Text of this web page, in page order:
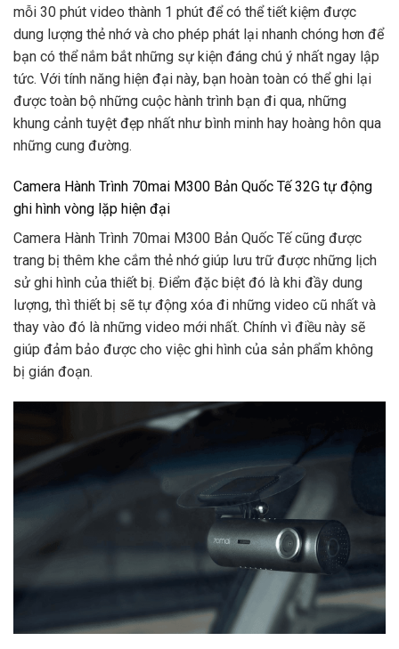
mỗi 30 phút video thành 1 phút để có thể tiết kiệm được
dung lượng thẻ nhớ và cho phép phát lại nhanh chóng hơn để
bạn có thể nắm bắt những sự kiện đáng chú ý nhất ngay lập
tức. Với tính năng hiện đại này, bạn hoàn toàn có thể ghi lại
được toàn bộ những cuộc hành trình bạn đi qua, những
khung cảnh tuyệt đẹp nhất như bình minh hay hoàng hôn qua
những cung đường.
Camera Hành Trình 70mai M300 Bản Quốc Tế 32G tự động
ghi hình vòng lặp hiện đại
Camera Hành Trình 70mai M300 Bản Quốc Tế cũng được
trang bị thêm khe cắm thẻ nhớ giúp lưu trữ được những lịch
sử ghi hình của thiết bị. Điểm đặc biệt đó là khi đầy dung
lượng, thì thiết bị sẽ tự động xóa đi những video cũ nhất và
thay vào đó là những video mới nhất. Chính vì điều này sẽ
giúp đảm bảo được cho việc ghi hình của sản phẩm không
bị gián đoạn.